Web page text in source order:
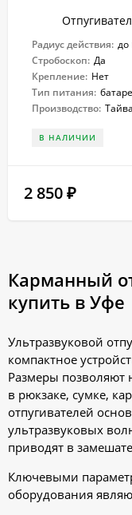
Радиус действия: до
Стробоскоп: Да
Крепление: Нет
Тип питания:
Производство:
В НАЛИЧИИ
2 850 ₽
Карманный
купить в Уфе
Ультразвуковой
компактное
Размеры позволяют
в рюкзаке, сумке,
отпугивателей
ультразвуковых
приводят в
Ключевыми
оборудования